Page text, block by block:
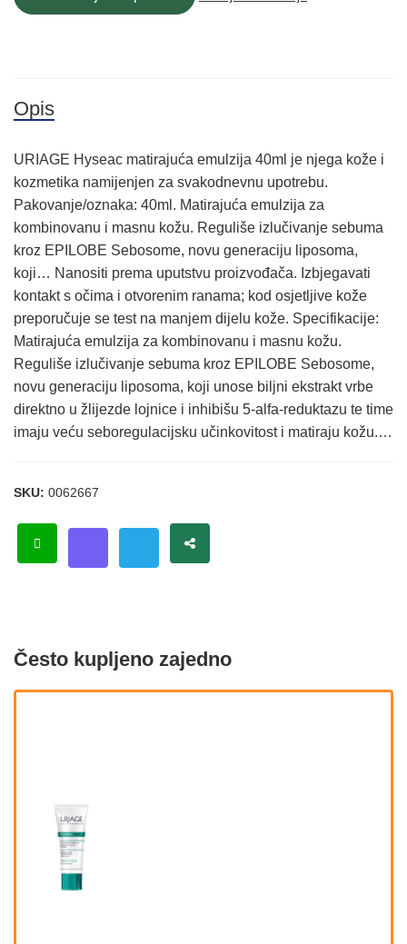
Opis
URIAGE Hyseac matirajuća emulzija 40ml je njega kože i
kozmetika namijenjen za svakodnevnu upotrebu.
Pakovanje/oznaka: 40ml. Matirajuća emulzija za
kombinovanu i masnu kožu. Reguliše izlučivanje sebuma
kroz EPILOBE Sebosome, novu generaciju liposoma,
koji… Nanositi prema uputstvu proizvođača. Izbjegavati
kontakt s očima i otvorenim ranama; kod osjetljive kože
preporučuje se test na manjem dijelu kože. Specifikacije:
Matirajuća emulzija za kombinovanu i masnu kožu.
Reguliše izlučivanje sebuma kroz EPILOBE Sebosome,
novu generaciju liposoma, koji unose biljni ekstrakt vrbe
direktno u žlijezde lojnice i inhibišu 5-alfa-reduktazu te time
imaju veću seboregulacijsku učinkovitost i matiraju kožu.…
SKU: 0062667
Često kupljeno zajedno